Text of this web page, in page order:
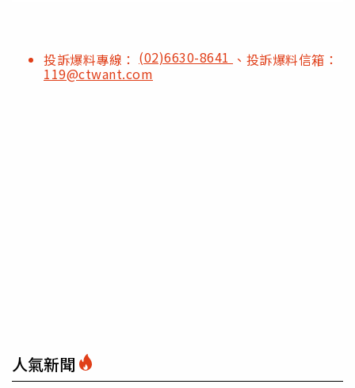
投訴爆料專線： (02)6630-8641 、投訴爆料信箱：
119@ctwant.com
人氣新聞